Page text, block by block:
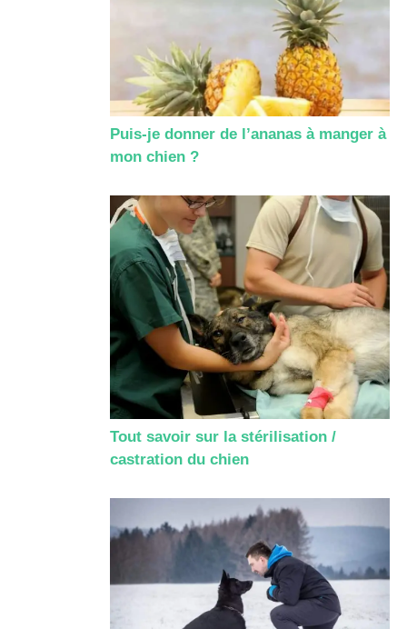
Puis-je donner de l’ananas à manger à
mon chien ?
Tout savoir sur la stérilisation /
castration du chien